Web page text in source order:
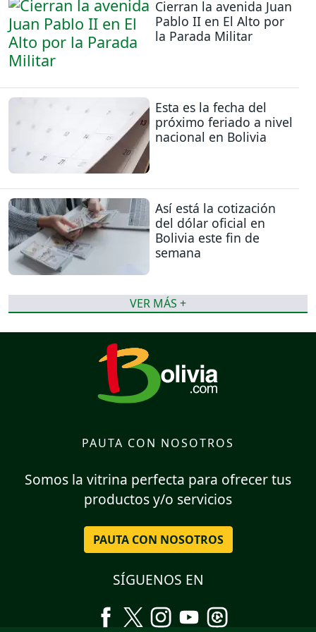
Cierran la avenida Juan
Pablo II en El Alto por
la Parada Militar
Esta es la fecha del
próximo feriado a nivel
nacional en Bolivia
Así está la cotización
del dólar oficial en
Bolivia este fin de
semana
VER MÁS +
PAUTA CON NOSOTROS
Somos la vitrina perfecta para ofrecer tus
productos y/o servicios
PAUTA CON NOSOTROS
SÍGUENOS EN